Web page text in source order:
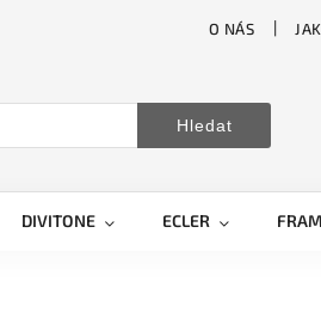
O NÁS
Hledat
DIVITONE ECLER